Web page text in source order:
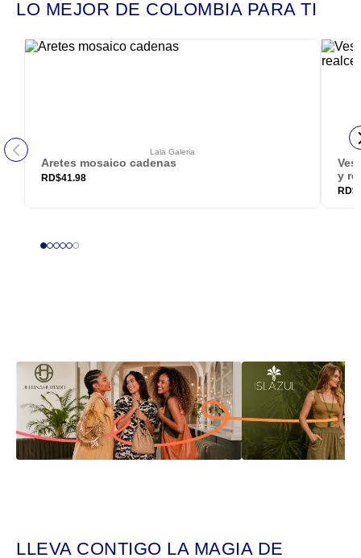
LO MEJOR DE COLOMBIA PARA TI
Lala Galeria
Aretes mosaico cadenas
RD$41.98
y
RD$
LLEVA CONTIGO LA MAGIA DE